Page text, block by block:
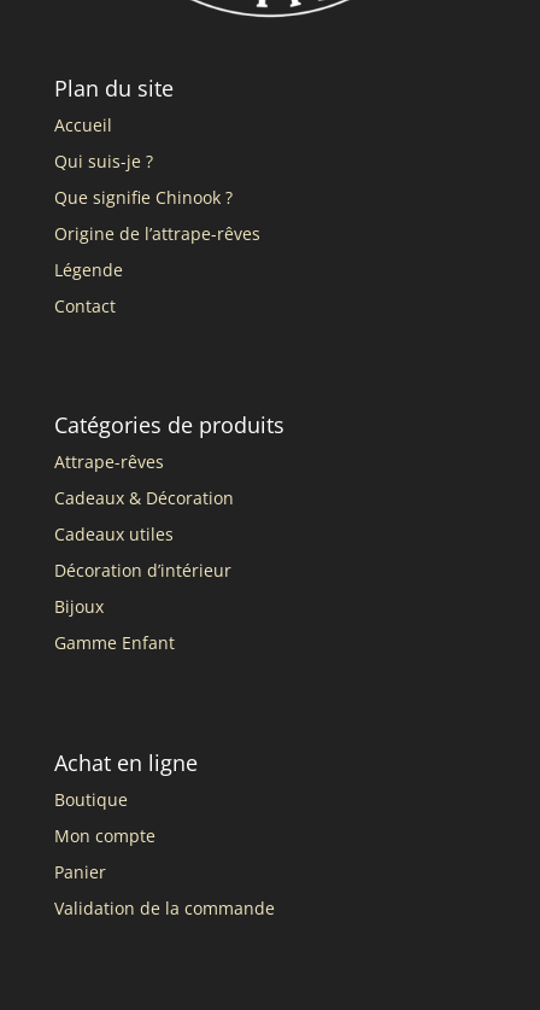
Plan du site
Accueil
Qui suis-je ?
Que signifie Chinook ?
Origine de l’attrape-rêves
Légende
Contact
Catégories de produits
Attrape-rêves
Cadeaux & Décoration
Cadeaux utiles
Décoration d’intérieur
Bijoux
Gamme Enfant
Achat en ligne
Boutique
Mon compte
Panier
Validation de la commande